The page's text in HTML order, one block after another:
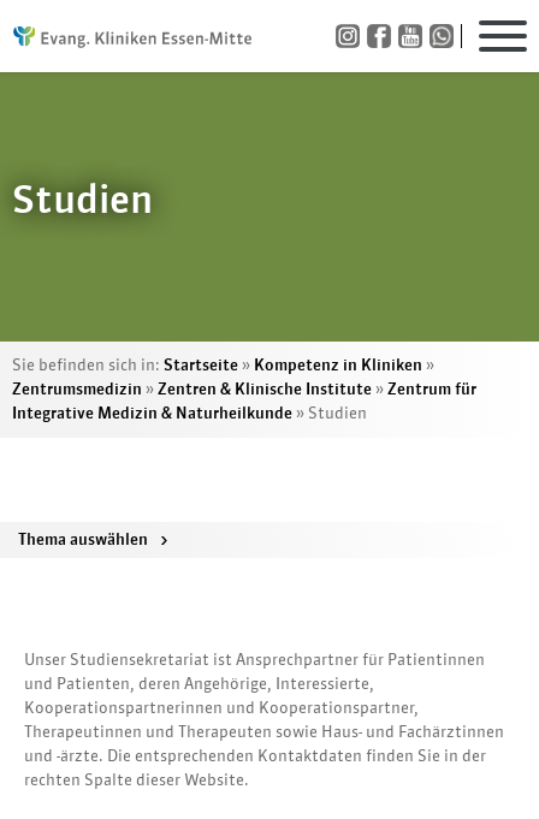
Studien
Sie befinden sich in: Startseite » Kompetenz in Kliniken »
Zentrumsmedizin »Zentren & Klinische Institute »Zentrum für
Integrative Medizin & Naturheilkunde » Studien
Thema auswählen >
Unser Studiensekretariat ist Ansprechpartner für Patientinnen
und Patienten, deren Angehörige, Interessierte,
Kooperationspartnerinnen und Kooperationspartner,
Therapeutinnen und Therapeuten sowie Haus- und Fachärztinnen
und -ärzte. Die entsprechenden Kontaktdaten finden Sie in der
rechten Spalte dieser Website.